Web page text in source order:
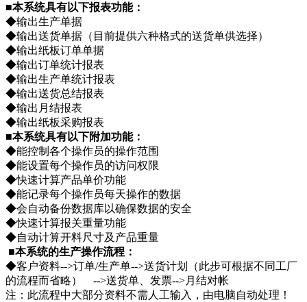
■本系统具有以下报表功能：
◆输出生产单据
◆输出送货单据（目前提供六种格式的送货单供选择）
◆输出纸板订单单据
◆输出订单统计报表
◆输出生产单统计报表
◆输出送货总结报表
◆输出月结报表
◆输出纸板采购报表
■本系统具有以下附加功能：
◆能控制各个操作员的操作范围
◆能设置每个操作员的访问权限
◆快速计算产品单价功能
◆能记录每个操作员每天操作的数据
◆会自动备份数据库以确保数据的安全
◆快速计算报关重量功能
◆自动计算开料尺寸及产品重量
■本系统的生产操作流程：
◆客户资料-->订单/生产单-->送货计划（此步可根据不同工厂
的流程而省略） -->送货单、发票-->月结对帐
注：此流程中大部分资料不需人工输入，由电脑自动处理！